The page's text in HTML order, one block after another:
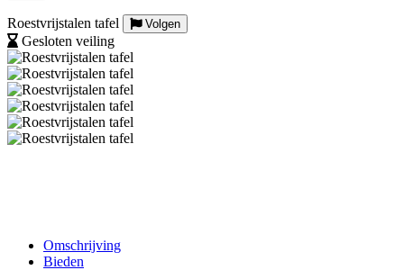
Roestvrijstalen tafel Volgen
Gesloten veiling
Omschrijving
Bieden